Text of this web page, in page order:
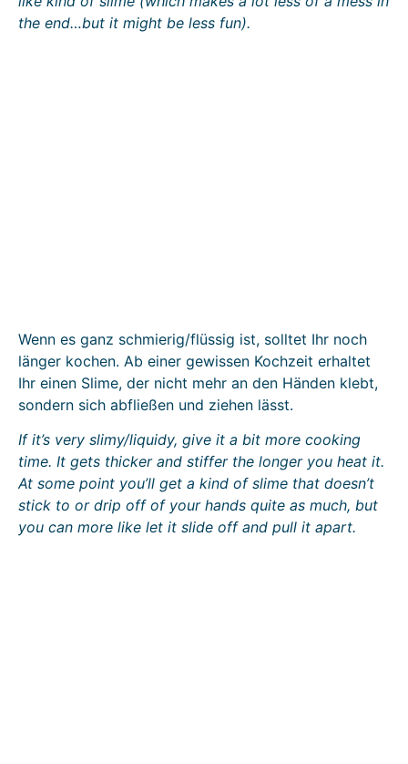
the end…but it might be less fun).
Wenn es ganz schmierig/flüssig ist, solltet Ihr noch
länger kochen. Ab einer gewissen Kochzeit erhaltet
Ihr einen Slime, der nicht mehr an den Händen klebt,
sondern sich abfließen und ziehen lässt.
If it’s very slimy/liquidy, give it a bit more cooking
time. It gets thicker and stiffer the longer you heat it.
At some point you’ll get a kind of slime that doesn’t
stick to or drip off of your hands quite as much, but
you can more like let it slide off and pull it apart.